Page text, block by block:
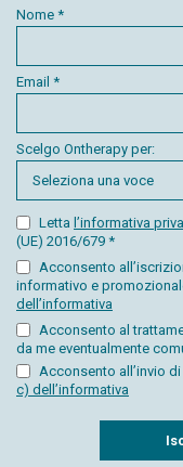
Nome *
Email *
Scelgo Ontherapy per:
Letta l’informativa
(UE) 2016/679 *
Acconsento
informativo e
dell’informativa
Acconsento al
da me eventualmente
Acconsento all’invio
c) dell’informativa